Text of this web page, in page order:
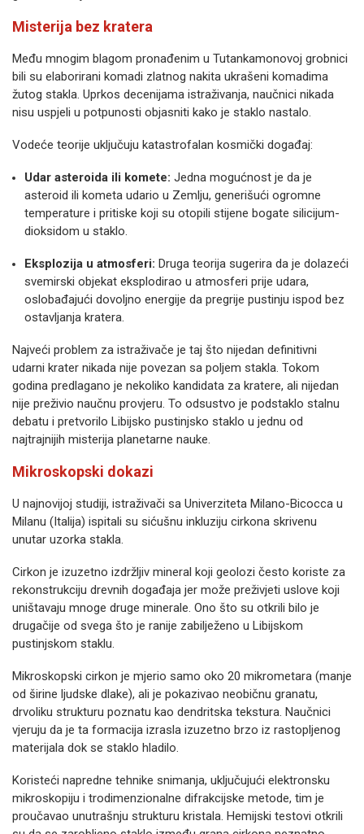
Misterija bez kratera
Među mnogim blagom pronađenim u Tutankamonovoj grobnici
bili su elaborirani komadi zlatnog nakita ukrašeni komadima
žutog stakla. Uprkos decenijama istraživanja, naučnici nikada
nisu uspjeli u potpunosti objasniti kako je staklo nastalo.
Vodeće teorije uključuju katastrofalan kosmički događaj:
Udar asteroida ili komete: Jedna mogućnost je da je
asteroid ili kometa udario u Zemlju, generišući ogromne
temperature i pritiske koji su otopili stijene bogate silicijum-
dioksidom u staklo.
Eksplozija u atmosferi: Druga teorija sugerira da je dolazeći
svemirski objekat eksplodirao u atmosferi prije udara,
oslobađajući dovoljno energije da pregrije pustinju ispod bez
ostavljanja kratera.
Najveći problem za istraživače je taj što nijedan definitivni
udarni krater nikada nije povezan sa poljem stakla. Tokom
godina predlagano je nekoliko kandidata za kratere, ali nijedan
nije preživio naučnu provjeru. To odsustvo je podstaklo stalnu
debatu i pretvorilo Libijsko pustinjsko staklo u jednu od
najtrajnijih misterija planetarne nauke.
Mikroskopski dokazi
U najnovijoj studiji, istraživači sa Univerziteta Milano-Bicocca u
Milanu (Italija) ispitali su sićušnu inkluziju cirkona skrivenu
unutar uzorka stakla.
Cirkon je izuzetno izdržljiv mineral koji geolozi često koriste za
rekonstrukciju drevnih događaja jer može preživjeti uslove koji
uništavaju mnoge druge minerale. Ono što su otkrili bilo je
drugačije od svega što je ranije zabilježeno u Libijskom
pustinjskom staklu.
Mikroskopski cirkon je mjerio samo oko 20 mikrometara (manje
od širine ljudske dlake), ali je pokazivao neobičnu granatu,
drvoliku strukturu poznatu kao dendritska tekstura. Naučnici
vjeruju da je ta formacija izrasla izuzetno brzo iz rastopljenog
materijala dok se staklo hladilo.
Koristeći napredne tehnike snimanja, uključujući elektronsku
mikroskopiju i trodimenzionalne difrakcijske metode, tim je
proučavao unutrašnju strukturu kristala. Hemijski testovi otkrili